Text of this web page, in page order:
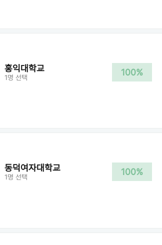
홍익대학교
1명 선택
100%
동덕여자대학교
1명 선택
100%